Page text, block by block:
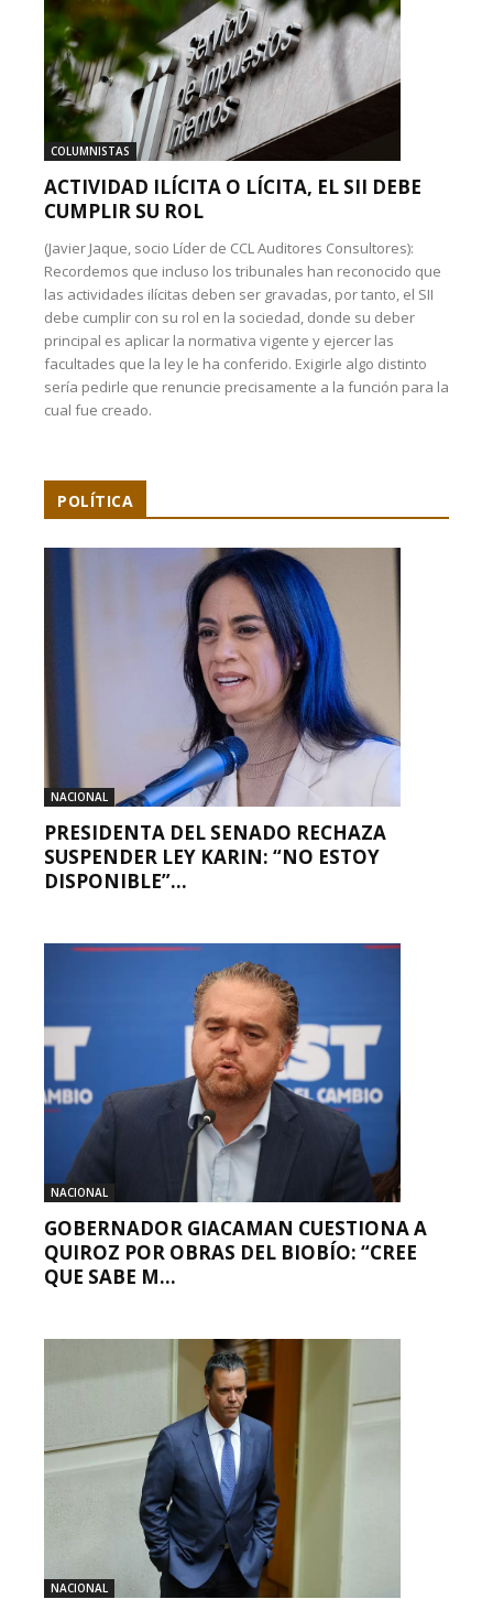
COLUMNISTAS
ACTIVIDAD ILÍCITA O LÍCITA, EL SII DEBE
CUMPLIR SU ROL
(Javier Jaque, socio Líder de CCL Auditores Consultores):
Recordemos que incluso los tribunales han reconocido que
las actividades ilícitas deben ser gravadas, por tanto, el SII
debe cumplir con su rol en la sociedad, donde su deber
principal es aplicar la normativa vigente y ejercer las
facultades que la ley le ha conferido. Exigirle algo distinto
sería pedirle que renuncie precisamente a la función para la
cual fue creado.
POLÍTICA
NACIONAL
PRESIDENTA DEL SENADO RECHAZA
SUSPENDER LEY KARIN: “NO ESTOY
DISPONIBLE”...
NACIONAL
GOBERNADOR GIACAMAN CUESTIONA A
QUIROZ POR OBRAS DEL BIOBÍO: “CREE
QUE SABE M...
NACIONAL